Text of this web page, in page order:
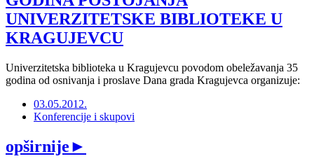
UNIVERZITETSKE BIBLIOTEKE U
KRAGUJEVCU
Univerzitetska biblioteka u Kragujevcu povodom obeležavanja 35
godina od osnivanja i proslave Dana grada Kragujevca organizuje:
03.05.2012.
Konferencije i skupovi
opširnije►